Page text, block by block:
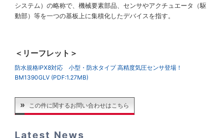
システム）の略称で、機械要素部品、センサやアクチュエータ（駆
動部）等を一つの基板上に集積化したデバイスを指す。
＜リーフレット＞
防水規格IPX8対応 小型・防水タイプ 高精度気圧センサ登場！
BM1390GLV (PDF:1.27MB)
この件に関するお問い合わせはこちら
Latest News